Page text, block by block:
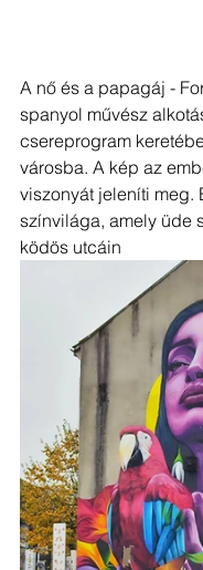
A nő és a papagáj -
spanyol művész
csereprogram
városba. A kép az
viszonyát jeleníti meg.
színvilága, amely üde
ködös utcáin